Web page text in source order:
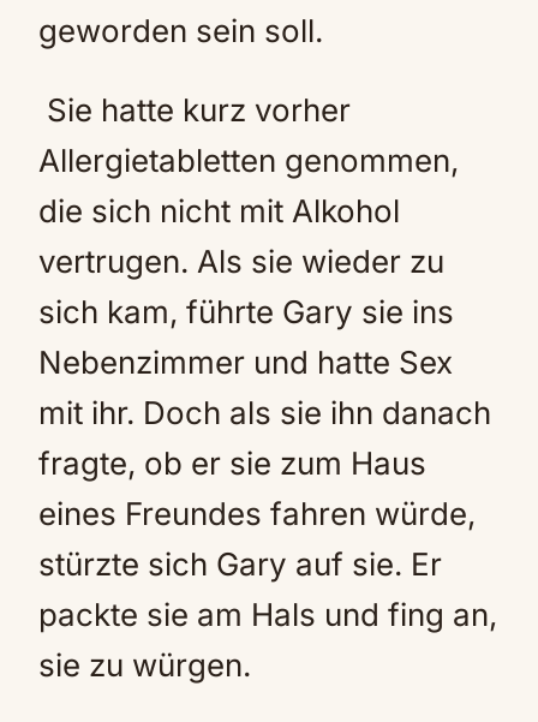
geworden sein soll.
Sie hatte kurz vorher
Allergietabletten genommen,
die sich nicht mit Alkohol
vertrugen. Als sie wieder zu
sich kam, führte Gary sie ins
Nebenzimmer und hatte Sex
mit ihr. Doch als sie ihn danach
fragte, ob er sie zum Haus
eines Freundes fahren würde,
stürzte sich Gary auf sie. Er
packte sie am Hals und fing an,
sie zu würgen.